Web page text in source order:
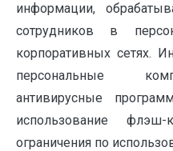
информации,
сотрудников в
корпоративных сетях.
персональные
антивирусные
использование
ограничения по